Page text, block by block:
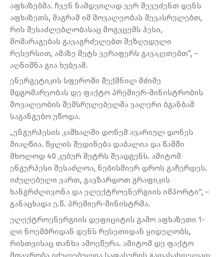
აფხაზებმა. ჩვენ ნამდვილად ვერ შევუძენთ დენს
აფხაზეთს, მაგრამ იმ მოვალეობას შევასრულებთ,
რის შესაძლებლობასაც მოგვცემს ჰესი,
მომარაგებას გავაგრძელებთ შეზღუდული
რესურსით, ამაზე მეტს ვერაფერს გავაკეთებთ”, –
აღნიშნა გია ხუბუამ.
ენერგეტიკის სფეროში შექმნილ მძიმე
მდგომარეობას დე ფაქტო პრემიერ-მინისტრობის
მოვალეობის შემსრულებელმა ვალერი ბგანბამ
საგანგებო უწოდა.
„ენგურჰესის კაშხალში დონემ ავარიულ დონეს
მიაღწია. წყლის შედინება დაბალია და წამში
მხოლოდ 40 კუბურ მეტრს შეადგენს. ამიტომ
ენგურჰესი შესაძლოა, ნებისმიერ დროს გაჩერდეს.
იძულებული ვართ, გავზარდოთ გრაფიკის
ხანგრძლივონა და ელექტროენერგიის იმპორტი“, –
განაცხადა ე.წ. პრემიერ-მინისტრმა.
ელექტროენერგიის დეფიციტის გამო აფხაზეთი 1-
ლი ნოემბრიდან დენს რუსეთიდან ყიდულობს,
რისთვისაც თანხა ამოეწურა. ამიტომ დე ფაქტო
მთავრობა იძულებულია საფასურის გადასახდელად